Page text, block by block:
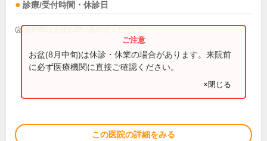
診療/受付時間・休診日
(診療時間は直接お問い合わせください)
お盆(8月中旬)は休診・休業の場合があります。来院前
に必ず医療機関に直接ご確認ください。
×閉じる
この医院の詳細をみる